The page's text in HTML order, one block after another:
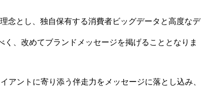
念とし、独自保有する消費者ビッグデータと高度なデ
、改めてブランドメッセージを掲げることとなりま
ントに寄り添う伴走力をメッセージに落とし込み、